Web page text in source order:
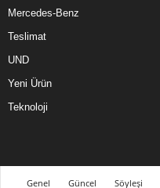
Mercedes-Benz
Teslimat
UND
Yeni Ürün
Teknoloji
Genel Güncel Söyleşi